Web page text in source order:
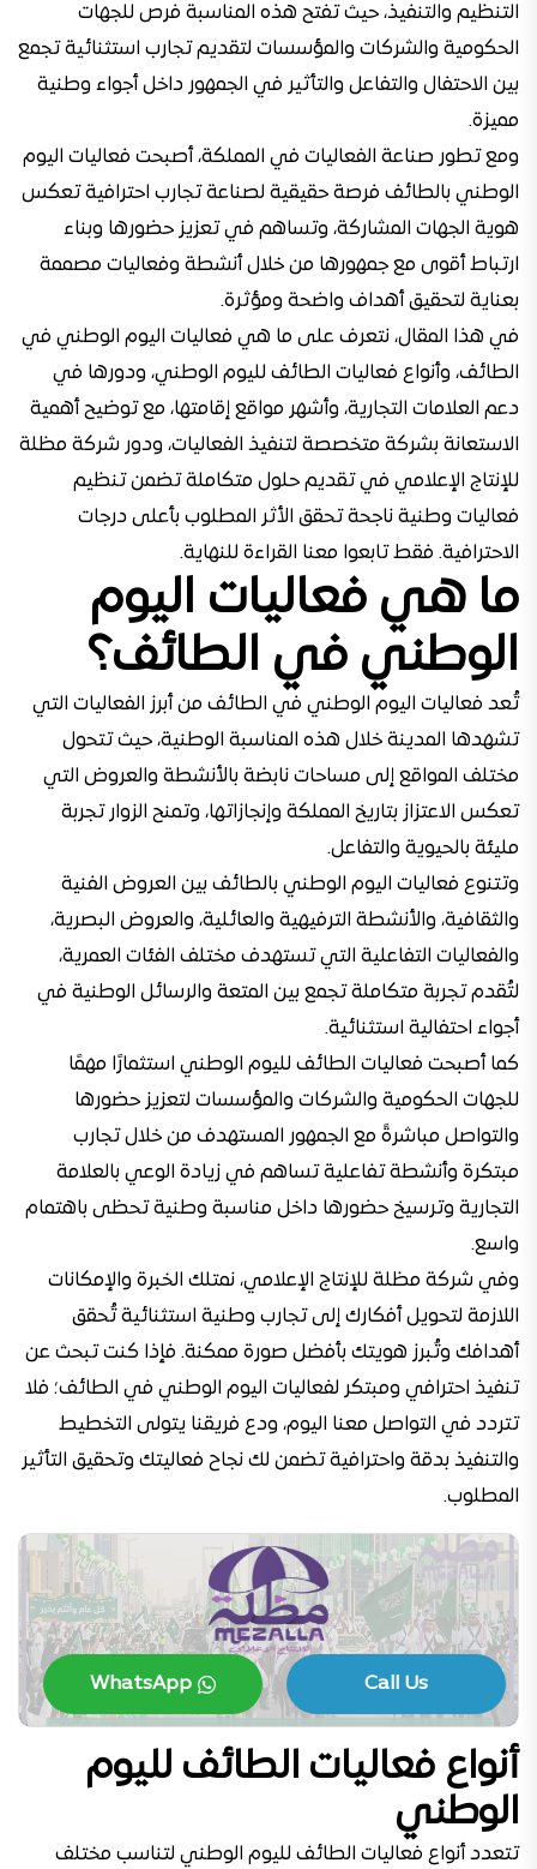
التنظيم والتنفيذ، حيث تفتح هذه المناسبة فرص للجهات
الحكومية والشركات والمؤسسات لتقديم تجارب استثنائية تجمع
بين الاحتفال والتفاعل والتأثير في الجمهور داخل أجواء وطنية
مميزة.
ومع تطور صناعة الفعاليات في المملكة، أصبحت فعاليات اليوم
الوطني بالطائف فرصة حقيقية لصناعة تجارب احترافية تعكس
هوية الجهات المشاركة، وتساهم في تعزيز حضورها وبناء
ارتباط أقوى مع جمهورها من خلال أنشطة وفعاليات مصممة
بعناية لتحقيق أهداف واضحة ومؤثرة.
في هذا المقال، نتعرف على ما هي فعاليات اليوم الوطني في
الطائف، وأنواع فعاليات الطائف لليوم الوطني، ودورها في
دعم العلامات التجارية، وأشهر مواقع إقامتها، مع توضيح أهمية
الاستعانة بشركة متخصصة لتنفيذ الفعاليات، ودور شركة مظلة
للإنتاج الإعلامي في تقديم حلول متكاملة تضمن تنظيم
فعاليات وطنية ناجحة تحقق الأثر المطلوب بأعلى درجات
الاحترافية. فقط تابعوا معنا القراءة للنهاية.
ما هي فعاليات اليوم
الوطني في الطائف؟
تُعد فعاليات اليوم الوطني في الطائف من أبرز الفعاليات التي
تشهدها المدينة خلال هذه المناسبة الوطنية، حيث تتحول
مختلف المواقع إلى مساحات نابضة بالأنشطة والعروض التي
تعكس الاعتزاز بتاريخ المملكة وإنجازاتها، وتمنح الزوار تجربة
مليئة بالحيوية والتفاعل.
وتتنوع فعاليات اليوم الوطني بالطائف بين العروض الفنية
والثقافية، والأنشطة الترفيهية والعائلية، والعروض البصرية،
والفعاليات التفاعلية التي تستهدف مختلف الفئات العمرية،
لتُقدم تجربة متكاملة تجمع بين المتعة والرسائل الوطنية في
أجواء احتفالية استثنائية.
كما أصبحت فعاليات الطائف لليوم الوطني استثمارًا مهمًا
للجهات الحكومية والشركات والمؤسسات لتعزيز حضورها
والتواصل مباشرةً مع الجمهور المستهدف من خلال تجارب
مبتكرة وأنشطة تفاعلية تساهم في زيادة الوعي بالعلامة
التجارية وترسيخ حضورها داخل مناسبة وطنية تحظى باهتمام
واسع.
وفي شركة مظلة للإنتاج الإعلامي، نمتلك الخبرة والإمكانات
اللازمة لتحويل أفكارك إلى تجارب وطنية استثنائية تُحقق
أهدافك وتُبرز هويتك بأفضل صورة ممكنة. فإذا كنت تبحث عن
تنفيذ احترافي ومبتكر لفعاليات اليوم الوطني في الطائف؛ فلا
تتردد في التواصل معنا اليوم، ودع فريقنا يتولى التخطيط
والتنفيذ بدقة واحترافية تضمن لك نجاح فعاليتك وتحقيق التأثير
المطلوب.
Call Us
WhatsApp
أنواع فعاليات الطائف لليوم
الوطني
تتعدد أنواع فعاليات الطائف لليوم الوطني لتناسب مختلف